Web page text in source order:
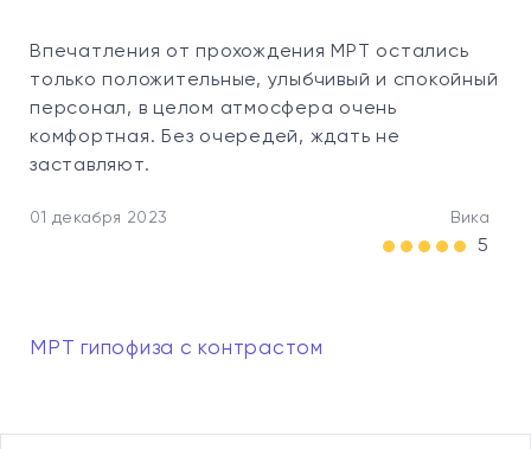
Впечатления от прохождения МРТ остались
только положительные, улыбчивый и спокойный
персонал, в целом атмосфера очень
комфортная. Без очередей, ждать не
заставляют.
01 декабря 2023 Вика
5
МРТ гипофиза с контрастом